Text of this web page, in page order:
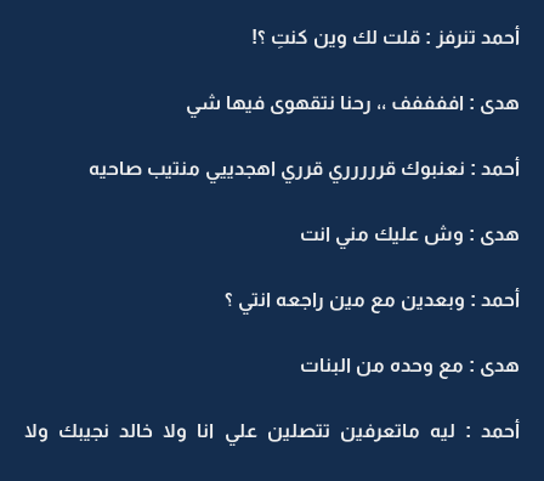
أحمد تنرفز : قلت لك وين كنتِ ؟!
هدى : اففففف ،، رحنا نتقهوى فيها شي
أحمد : نعنبوك قررررري قرري اهجدييي منتيب صاحيه
هدى : وش عليك مني انت
أحمد : وبعدين مع مين راجعه انتي ؟
هدى : مع وحده من البنات
أحمد : ليه ماتعرفين تتصلين علي انا ولا خالد نجيبك ولا